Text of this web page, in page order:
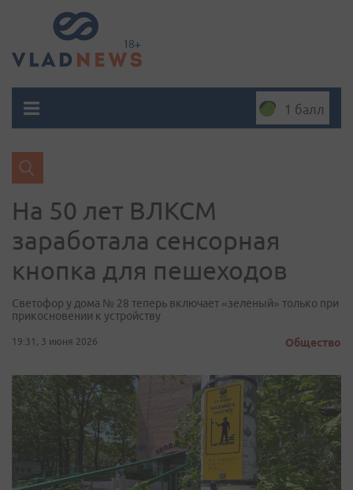
1 балл
На 50 лет ВЛКСМ
заработала сенсорная
кнопка для пешеходов
Светофор у дома № 28 теперь включает «зеленый» только при
прикосновении к устройству
19:31, 3 июня 2026 Общество